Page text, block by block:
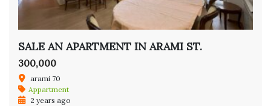
SALE AN APARTMENT IN ARAMI ST.
300,000
arami 70
Appartment
2 years ago